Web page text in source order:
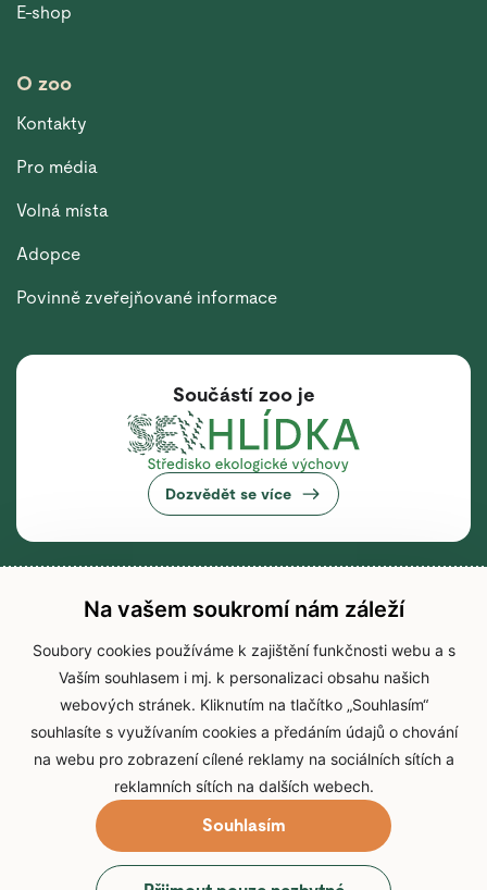
E-shop
O zoo
Kontakty
Pro média
Volná místa
Adopce
Povinně zveřejňované informace
Součástí zoo je
Dozvědět se více
© 2026 Zoo Brno
Na vašem soukromí nám záleží
Soubory cookies používáme k zajištění funkčnosti webu a s
Vaším souhlasem i mj. k personalizaci obsahu našich
webových stránek. Kliknutím na tlačítko „Souhlasím“
souhlasíte s využívaním cookies a předáním údajů o chování
na webu pro zobrazení cílené reklamy na sociálních sítích a
reklamních sítích na dalších webech.
Souhlasím